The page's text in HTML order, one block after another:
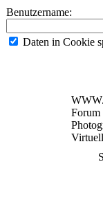
Benutzername:
Daten in Cookie
Forum